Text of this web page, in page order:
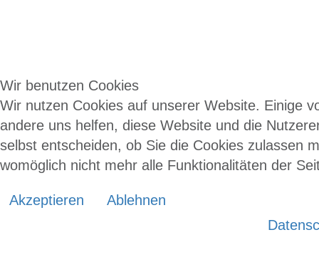
Wir benutzen Cookies
Wir nutzen Cookies auf unserer Website. Einige
andere uns helfen, diese Website und die
selbst entscheiden, ob Sie die Cookies zulassen
womöglich nicht mehr alle Funktionalitäten der
Akzeptieren
Ablehnen